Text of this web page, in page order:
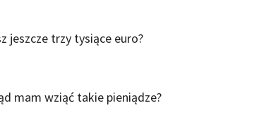
jeszcze trzy tysiące euro?
mam wziąć takie pieniądze?